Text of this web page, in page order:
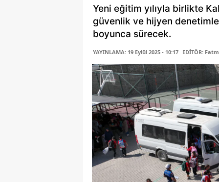
Yeni eğitim yılıyla birlikte
güvenlik ve hijyen
boyunca sürecek.
YAYINLAMA: 19 Eylül 2025 - 10:17 EDİTÖR: